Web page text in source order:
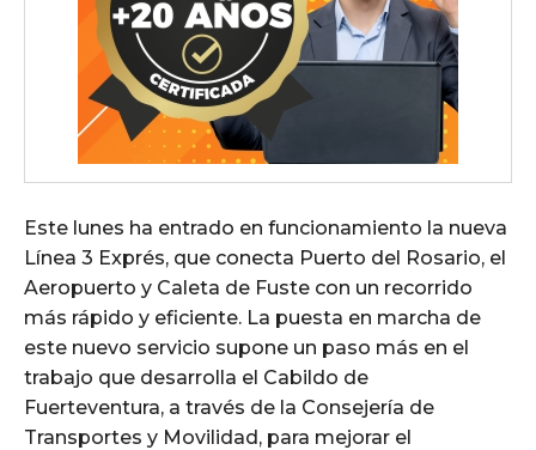
Este lunes ha entrado en funcionamiento la nueva
Línea 3 Exprés, que conecta Puerto del Rosario, el
Aeropuerto y Caleta de Fuste con un recorrido
más rápido y eficiente. La puesta en marcha de
este nuevo servicio supone un paso más en el
trabajo que desarrolla el Cabildo de
Fuerteventura, a través de la Consejería de
Transportes y Movilidad, para mejorar el